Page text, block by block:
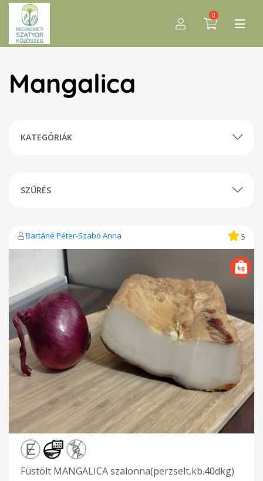
0
Mangalica
KATEGÓRIÁK
SZŰRÉS
Bartáné Péter-Szabó Anna 5
Füstölt MANGALICA szalonna(perzselt,kb.40dkg)